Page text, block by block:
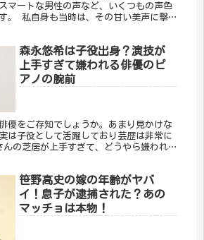
マートな男性の声など、いくつもの声色
。 私自身も当時は、その甘い美声に撃
森永悠希は子役出身？演技が
上手すぎて嫌われる俳優のピ
アノの腕前
優をご存知でしょうか。あまり見かけな
は子役として活躍しており芸歴は非常に
の芝居が上手すぎて、どうやら嫌われ
笹野高史の嫁の年齢がヤバ
イ！息子が逮捕された？あの
マッチョは本物！